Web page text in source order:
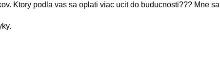
Ktory podla vas sa oplati viac ucit do buducnosti??? Mne sa